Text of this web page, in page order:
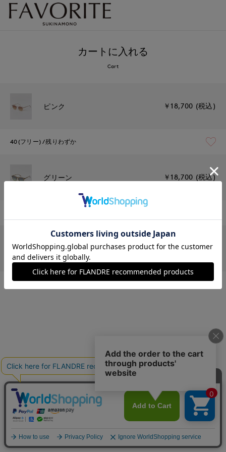
カートに入れる
Cart
ピンク ￥18,700 (税込)
40(フリー) 残りわずか
グリーン ￥18,700 (税込)
ベッコウ ￥18,700 (税込)